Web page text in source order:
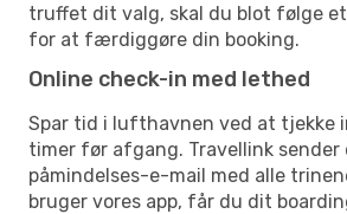
truffet dit valg, skal du blot følge
for at færdiggøre din booking.
Online check-in med lethed
Spar tid i lufthavnen ved at tjekke
timer før afgang. Travellink sender
påmindelses-e-mail med alle
bruger vores app, får du dit